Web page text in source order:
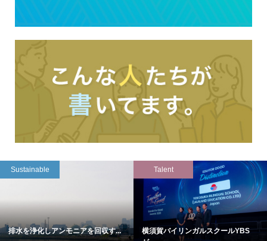
Sustainable
排水を浄化しアンモニアを回収す...
Talent
横須賀バイリンガルスクールYBS